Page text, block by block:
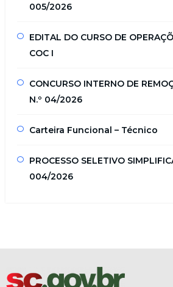
005/2026
EDITAL DO CURSO DE
COC I
CONCURSO INTERNO DE
N.º 04/2026
Carteira Funcional – Técnico
PROCESSO SELETIVO
004/2026